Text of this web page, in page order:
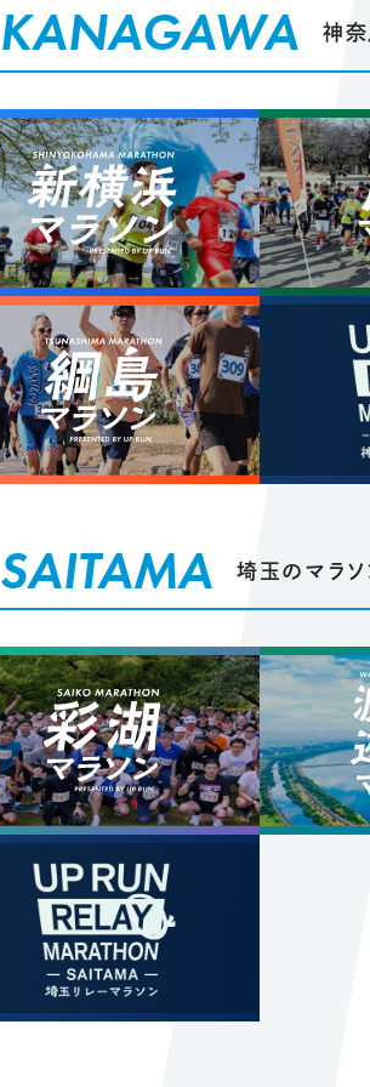
KANAGAWA 神
SAITAMA 埼玉のマラ